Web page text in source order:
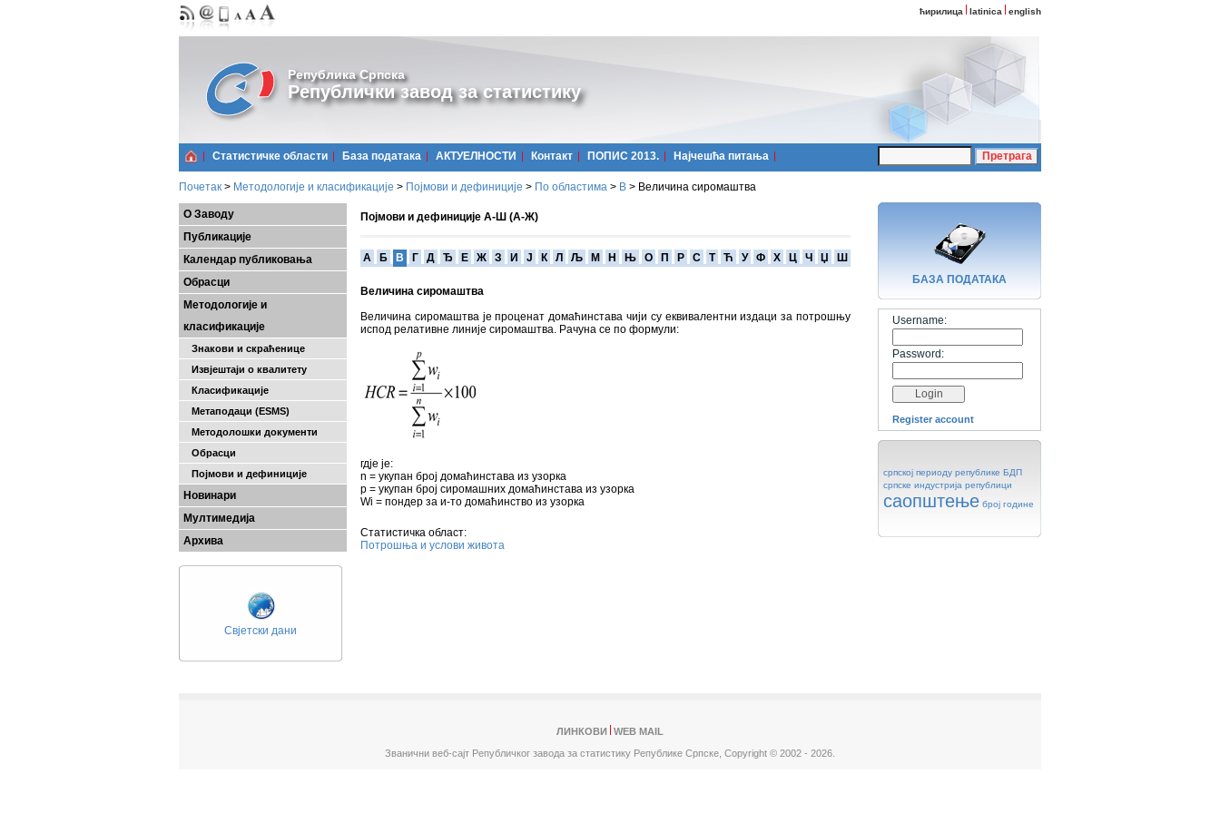
ћирилица latinica english
Република Српска
Републички завод за статистику
Статистичке области Базa података АКТУЕЛНОСТИ Контакт ПОПИС 2013. Најчешћa питања
Почетак > Методологије и класификације > Појмови и дефиниције > По областима > В > Величина сиромаштва
О Заводу
Публикације
Календар публиковања
Обрасци
Методологије и
класификације
Знакови и скраћенице
Извјештаји о квалитету
Класификације
Метаподаци (ESMS)
Методолошки документи
Обрасци
Појмови и дефиниције
Новинари
Мултимедија
Архива
Свјетски дани
Појмови и дефиниције А-Ш (А-Ж)
A Б В Г Д Ђ Е Ж З И Ј К Л Љ М Н Њ О П Р С Т Ћ У Ф Х Ц Ч Џ Ш
Величина сиромаштва
Величина сиромаштва је проценат домаћинстава чији су еквивалентни издаци за потрошњу
испод релативне линије сиромаштва. Рачуна се по формули:
гдје је:
n = укупан број домаћинстава из узорка
p = укупан број сиромашних домаћинстава из узорка
Wi = пондер за и-то домаћинство из узорка
Статистичка област:
Потрошња и услови живота
БАЗA ПОДАТАКА
Username:
Password:
Register account
српској периоду републике БДП
српске индустрија републици
саопштење број године
ЛИНКОВИ
WEB MAIL
Званични веб-сајт Републичког завода за статистику Републике Српске, Copyright © 2002 - 2026.